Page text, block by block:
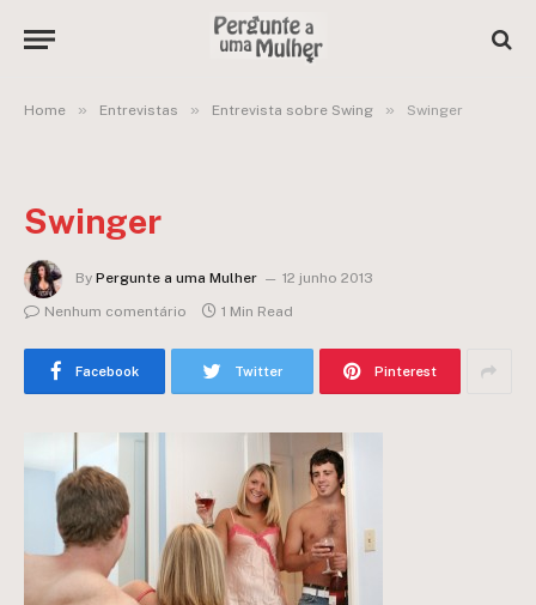
Home » Entrevistas » Entrevista sobre Swing » Swinger
Swinger
By Pergunte a uma Mulher
12 junho 2013
Nenhum comentário
1 Min Read
Facebook Twitter Pinterest